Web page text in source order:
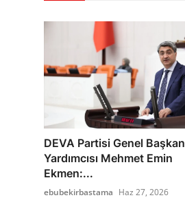
DEVA Partisi Genel Başkan
Yardımcısı Mehmet Emin
Ekmen:...
ebubekirbastama Haz 27, 2026